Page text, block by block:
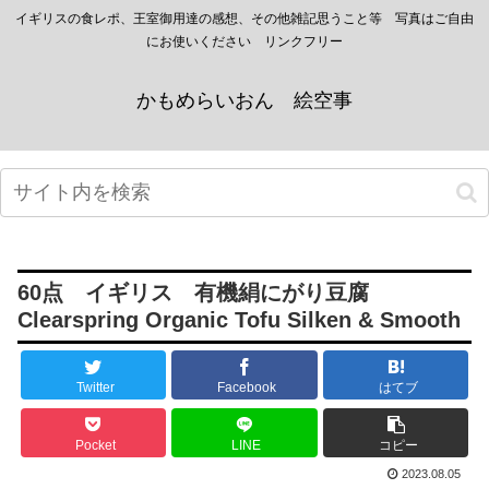
イギリスの食レポ、王室御用達の感想、その他雑記思うこと等 写真はご自由
にお使いください リンクフリー
かもめらいおん 絵空事
60点 イギリス 有機絹にがり豆腐
Clearspring Organic Tofu Silken & Smooth
Twitter Facebook はてブ
Pocket LINE コピー
2023.08.05